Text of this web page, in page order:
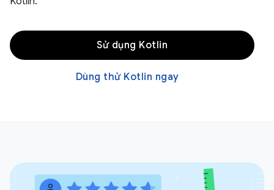
Sử dụng Kotlin
Dùng thử Kotlin ngay